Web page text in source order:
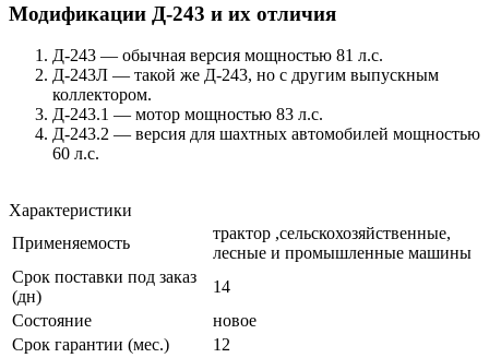
Модификации Д-243 и их отличия
Д-243 — обычная версия мощностью 81 л.с.
Д-243Л — такой же Д-243, но с другим выпускным
коллектором.
Д-243.1 — мотор мощностью 83 л.с.
Д-243.2 — версия для шахтных автомобилей мощностью
60 л.с.
Характеристики
Применяемость
трактор ,сельскохозяйственные,
лесные и промышленные машины
Срок поставки под заказ
(дн)
14
Состояние
новое
Срок гарантии (мес.)
12